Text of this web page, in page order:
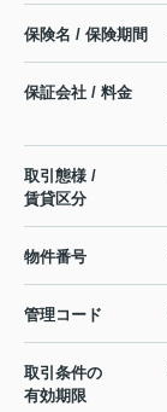
保険名 / 保険期間
保証会社 / 料金
取引態様 /
賃貸区分
物件番号
管理コード
取引条件の
有効期限